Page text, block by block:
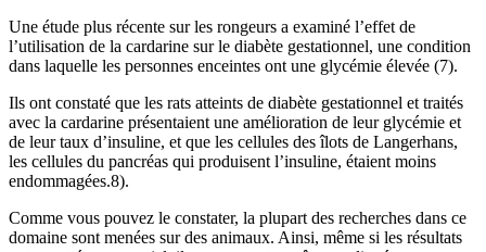
Une étude plus récente sur les rongeurs a examiné l’effet de
l’utilisation de la cardarine sur le diabète gestationnel, une condition
dans laquelle les personnes enceintes ont une glycémie élevée (7).
Ils ont constaté que les rats atteints de diabète gestationnel et traités
avec la cardarine présentaient une amélioration de leur glycémie et
de leur taux d’insuline, et que les cellules des îlots de Langerhans,
les cellules du pancréas qui produisent l’insuline, étaient moins
endommagées.8).
Comme vous pouvez le constater, la plupart des recherches dans ce
domaine sont menées sur des animaux. Ainsi, même si les résultats